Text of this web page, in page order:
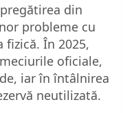
din
probleme cu
fizică. În 2025,
oficiale,
iar în întâlnirea
neutilizată.